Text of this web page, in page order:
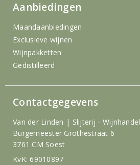
Aanbiedingen
Maandaanbiedingen
Exclusieve wijnen
Wijnpakketten
Gedistilleerd
Contactgegevens
Van der Linden | Slijterij - Wijnhandel
Burgemeester Grothestraat 6
3761 CM Soest
KvK: 69010897